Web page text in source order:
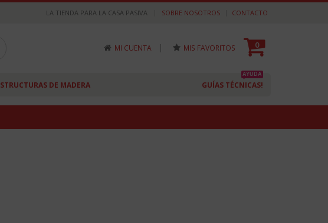
LA TIENDA PARA LA CASA PASIVA SOBRE NOSOTROS CONTACTO
MI CUENTA | MIS FAVORITOS 0
DE MADERA GUÍAS TÉCNICAS!
AYUDA